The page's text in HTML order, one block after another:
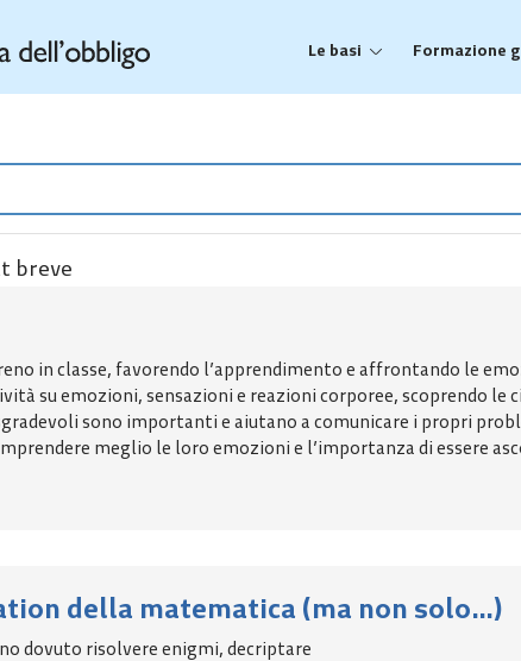
Le basi Formazione
breve
in classe, favorendo l’apprendimento e affrontando le
su emozioni, sensazioni e reazioni corporee, scoprendo
sono importanti e aiutano a comunicare i propri
meglio le loro emozioni e l’importanza di essere
della matematica (ma non solo…)
dovuto risolvere enigmi, decriptare